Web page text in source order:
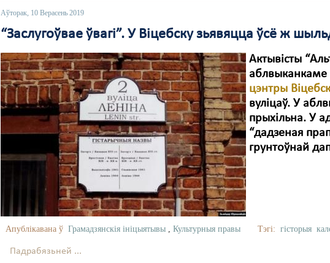
Аўторак, 10 Верасень 2019
“Заслугоўвае ўвагі”. У Віцебску зьявяцца ўсё ж
Актывісты
аблвыканкаме
цэнтры
вуліцаў. У
прыхільна. У
“дадзеная
грунтоўнай
Апублікавана ў Грамадзянскія ініцыятывы ,Культурныя правы Тэгі: гісторыя
Падрабязьней ...